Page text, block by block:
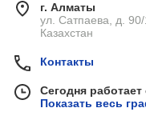
г. Алматы
ул. Сатпаева, д.
Казахстан
Контакты
Сегодня
Показать весь